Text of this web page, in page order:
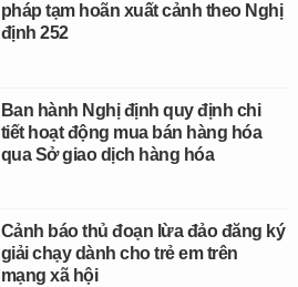
pháp tạm hoãn xuất cảnh theo Nghị
định 252
Ban hành Nghị định quy định chi
tiết hoạt động mua bán hàng hóa
qua Sở giao dịch hàng hóa
Cảnh báo thủ đoạn lừa đảo đăng ký
giải chạy dành cho trẻ em trên
mạng xã hội